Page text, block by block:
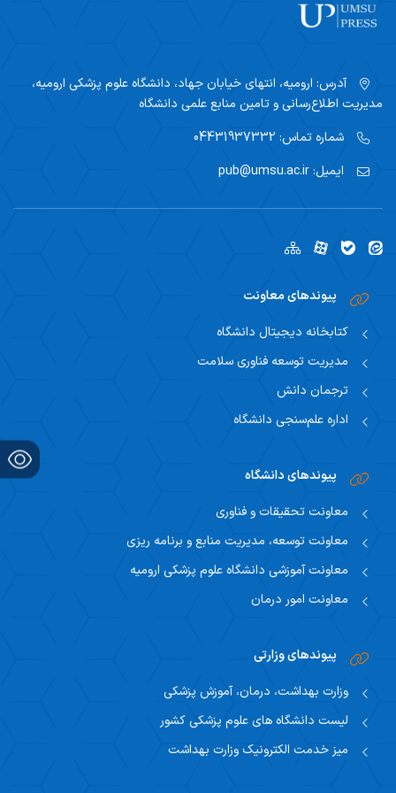
صورتجلسات 1403
صورتجلسات 1405
فرم ارزیابی اثر ترجمه‌ای قبل از چاپ
فرم امتیازدهی آثار ترجمه
فرآیند ترجمه و تدوین کتب
تازه‌های کتب استعلام شده
کارگاه‌ها و همایش‌ها
تماس با ماآدرس: ارومیه، انتهای خیابان جهاد، دانشگاه علوم پزشکی ارومیه،
مدیریت اطلاع‌رسانی و تامین منابع علمی دانشگاه
شماره تماس:
ایمیل:
پیوندهای معاونت
کتابخانه دیجیتال دانشگاه
مدیریت توسعه فناوری سلامت
ترجمان دانش
اداره علم‌سنجی دانشگاه
پیوندهای دانشگاه
معاونت تحقیقات و فناوری
معاونت توسعه، مدیریت منابع و برنامه ریزی
معاونت آموزشی دانشگاه علوم پزشکی ارومیه
معاونت امور درمان
پیوندهای وزارتی
وزارت بهداشت، درمان، آموزش پزشکی
لیست دانشگاه های علوم پزشکی کشور
میز خدمت الکترونیک وزارت بهداشت